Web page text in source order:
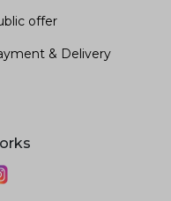
offer
& Delivery